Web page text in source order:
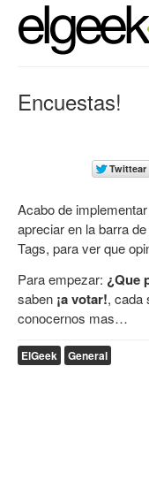
Encuestas!
Acabo de
apreciar en la barra
Tags, para ver que
Para empezar: ¿Que
saben ¡a votar!, cada
conocernos mas…
ElGeek General